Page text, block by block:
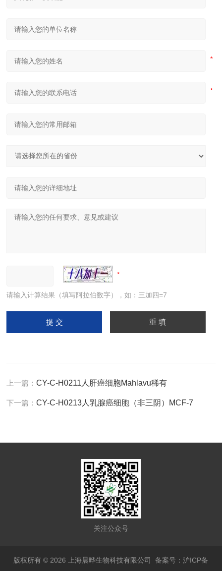
请输入计算结果（填写阿拉伯数字），如：三加四=7
上一篇：CY-C-H0211人肝癌细胞Mahlavu稀有
下一篇：CY-C-H0213人乳腺癌细胞（非三阴）MCF-7
关注公众号
版权所有 © 2026 上海晨晔生物科技有限公司备案号：沪ICP备